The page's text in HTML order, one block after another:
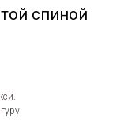
спиной